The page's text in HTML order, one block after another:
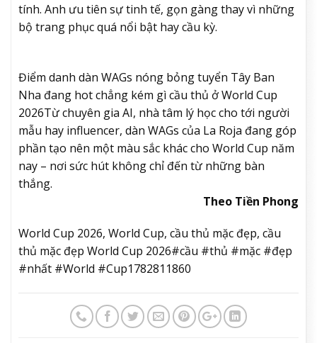
tính. Anh ưu tiên sự tinh tế, gọn gàng thay vì những
bộ trang phục quá nổi bật hay cầu kỳ.
Điểm danh dàn WAGs nóng bỏng tuyển Tây Ban
Nha đang hot chẳng kém gì cầu thủ ở World Cup
2026Từ chuyên gia AI, nhà tâm lý học cho tới người
mẫu hay influencer, dàn WAGs của La Roja đang góp
phần tạo nên một màu sắc khác cho World Cup năm
nay – nơi sức hút không chỉ đến từ những bàn
thắng.
Theo Tiền Phong
World Cup 2026, World Cup, cầu thủ mặc đẹp, cầu
thủ mặc đẹp World Cup 2026#cầu #thủ #mặc #đẹp
#nhất #World #Cup1782811860